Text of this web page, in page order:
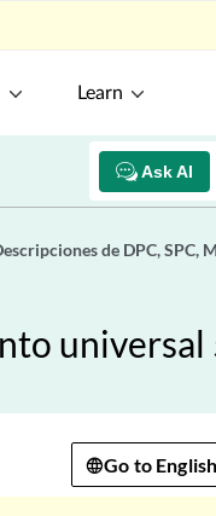
Learn
Ask AI
de DPC, SPC,
universal
Go to